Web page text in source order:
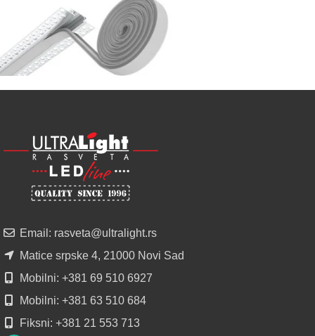
SIJALICA
u
regionu
LED
PROFILI
TRIMLESS
DIFUZOROM
POGLEDAJ
Email: rasveta@ultralight.rs
Matice srpske 4, 21000 Novi Sad
Mobilni: +381 69 510 6927
Mobilni: +381 63 510 684
Fiksni: +381 21 553 713